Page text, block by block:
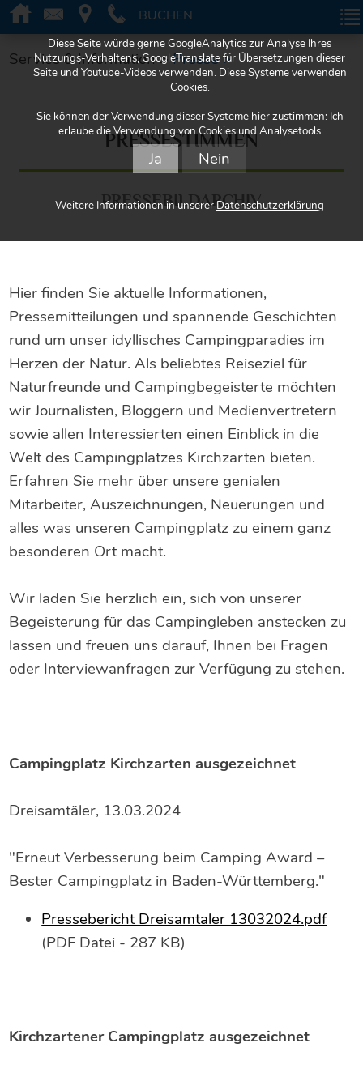
BUCHENBUCHEN
Service & Information >Presse >
PRESSESTIMMEN
PRESSEBILDARCHIV
Hier finden Sie aktuelle Informationen,
Pressemitteilungen und spannende Geschichten
rund um unser idyllisches Campingparadies im
Herzen der Natur. Als beliebtes Reiseziel für
Naturfreunde und Campingbegeisterte möchten
wir Journalisten, Bloggern und Medienvertretern
sowie allen Interessierten einen Einblick in die
Welt des Campingplatzes Kirchzarten bieten.
Erfahren Sie mehr über unsere genialen
Mitarbeiter, Auszeichnungen, Neuerungen und
alles was unseren Campingplatz zu einem ganz
besonderen Ort macht.
Wir laden Sie herzlich ein, sich von unserer
Begeisterung für das Campingleben anstecken zu
lassen und freuen uns darauf, Ihnen bei Fragen
oder Interviewanfragen zur Verfügung zu stehen.
Campingplatz Kirchzarten ausgezeichnet
Dreisamtäler, 13.03.2024
"Erneut Verbesserung beim Camping Award –
Bester Campingplatz in Baden-Württemberg."
Pressebericht Dreisamtaler 13032024.pdf
(PDF Datei - 287 KB)
Kirchzartener Campingplatz ausgezeichnet
Diese Seite würde gerne GoogleAnalytics zur Analyse Ihres
Nutzungs-Verhaltens, GoogleTranslate für Übersetzungen dieser
Seite und Youtube-Videos verwenden. Diese Systeme verwenden
Cookies.
Sie können der Verwendung dieser Systeme hier zustimmen: Ich
erlaube die Verwendung von Cookies und Analysetools
Ja Nein
Weitere Informationen in unsererDatenschutzerklärung